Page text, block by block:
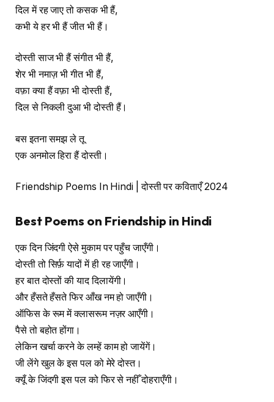
दिल में रह जाए तो कसक भी हैं,
कभी ये हर भी हैं जीत भी हैं।
दोस्ती साज भी हैं संगीत भी हैं,
शेर भी नमाज़ भी गीत भी हैं,
वफ़ा क्या हैं वफ़ा भी दोस्ती हैं,
दिल से निकली दुआ भी दोस्ती हैं।
बस इतना समझ ले तू
एक अनमोल हिरा हैं दोस्ती।
Friendship Poems In Hindi | दोस्ती पर कविताएँ 2024
Best Poems on Friendship in Hindi
एक दिन जिंदगी ऐसे मुकाम पर पहुँच जाएँगी।
दोस्ती तो सिर्फ़ यादों में ही रह जाएँगी।
हर बात दोस्तों की याद दिलायेंगी।
और हँसते हँसते फिर आँख नम हो जाएँगी।
ऑफिस के रूम में क्लासरूम नज़र आएँगी।
पैसे तो बहोत होंगा।
लेकिन खर्चा करने के लम्हें काम हो जायेंगें।
जी लेंगे खुल के इस पल को मेरे दोस्त।
क्यूँ के जिंदगी इस पल को फिर से नहीँ दोहराएँगी।